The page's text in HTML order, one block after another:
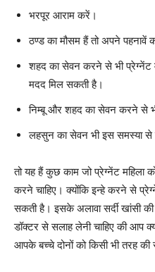
भरपूर आराम करें।
ठण्ड का मौसम हैं तो अपने पहनावें
शहद का सेवन करने से भी प्रेग्नेंट
मदद मिल सकती है।
निम्बू और शहद का सेवन करने से
लहसुन का सेवन भी इस समस्या से
तो यह हैं कुछ काम जो प्रेग्नेंट महिला
करने चाहिए। क्योंकि इन्हे करने से
सकती है। इसके अलावा सर्दी खांसी
डॉक्टर से सलाह लेनी चाहिए की आप
आपके बच्चे दोनों को किसी भी तरह की